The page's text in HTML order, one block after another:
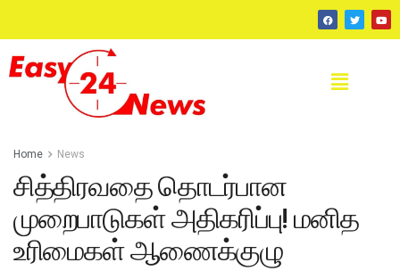
Home News
சித்திரவதை தொடர்பான
முறைபாடுகள் அதிகரிப்பு! மனித
உரிமைகள் ஆணைக்குழு